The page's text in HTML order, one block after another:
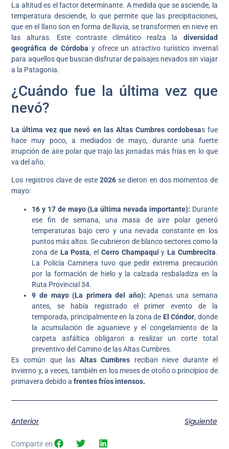
La altitud es el factor determinante. A medida que se asciende, la
temperatura desciende, lo que permite que las precipitaciones,
que en el llano son en forma de lluvia, se transformen en nieve en
las alturas. Este contraste climático realza la diversidad
geográfica de Córdoba y ofrece un atractivo turístico invernal
para aquellos que buscan disfrutar de paisajes nevados sin viajar
a la Patagonia.
¿Cuándo fue la última vez que
nevó?
La última vez que nevó en las Altas Cumbres cordobesas fue
hace muy poco, a mediados de mayo, durante una fuerte
irrupción de aire polar que trajo las jornadas más frías en lo que
va del año.
Los registros clave de este2026se dieron en dos momentos de
mayo:
16 y 17 de mayo (La última nevada importante): Durante
ese fin de semana, una masa de aire polar generó
temperaturas bajo cero y una nevada constante en los
puntos más altos. Se cubrieron de blanco sectores como la
zona de La Posta, el Cerro Champaquíy La Cumbrecita.
La Policía Caminera tuvo que pedir extrema precaución
por la formación de hielo y la calzada resbaladiza en la
Ruta Provincial 34.
9 de mayo (La primera del año): Apenas una semana
antes, se había registrado el primer evento de la
temporada, principalmente en la zona de El Cóndor, donde
la acumulación de aguanieve y el congelamiento de la
carpeta asfáltica obligaron a realizar un corte total
preventivo del Camino de las Altas Cumbres.
Es común que las Altas Cumbres reciban nieve durante el
invierno y, a veces, también en los meses de otoño o principios de
primavera debido afrentes fríos intensos.
Anterior Siguiente
Compartir en